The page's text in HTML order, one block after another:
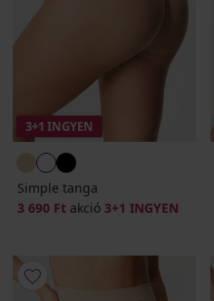
3+1 INGYEN
Simple tanga
3 690 Ft akció 3+1 INGYEN